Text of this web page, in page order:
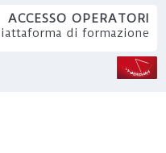
ACCESSO OPERATORI
di formazione